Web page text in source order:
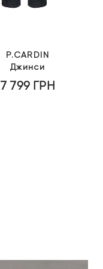
P.CARDIN
Джинси
7 799 ГРН